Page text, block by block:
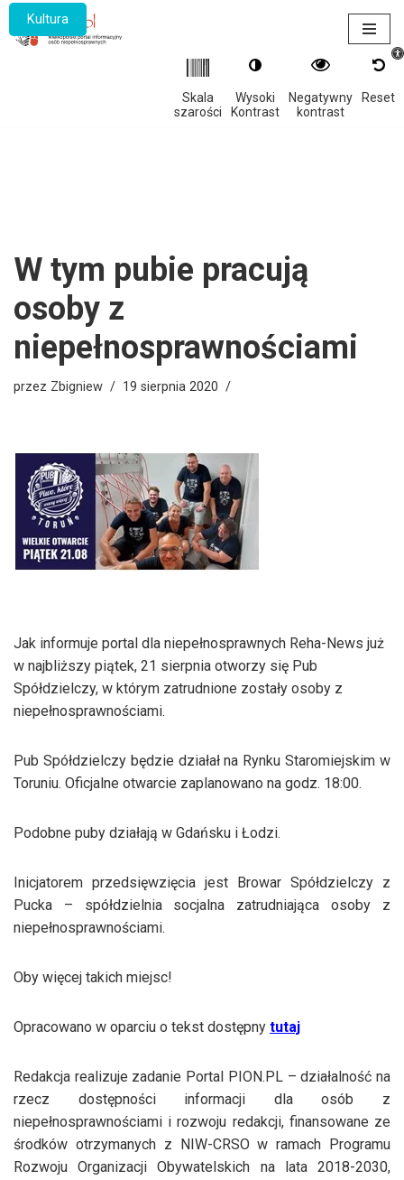
Skala
szarości
Wysoki
Kontrast
Negatywny
kontrast
Reset
Przejdź
W tym pubie pracują
osoby z
niepełnosprawnościami
przez Zbigniew 19 sierpnia 2020
Kultura
Jak informuje portal dla niepełnosprawnych Reha-News już
w najbliższy piątek, 21 sierpnia otworzy się Pub
Spółdzielczy, w którym zatrudnione zostały osoby z
niepełnosprawnościami.
Pub Spółdzielczy będzie działał na Rynku Staromiejskim w
Toruniu. Oficjalne otwarcie zaplanowano na godz. 18:00.
Podobne puby działają w Gdańsku i Łodzi.
Inicjatorem przedsięwzięcia jest Browar Spółdzielczy z
Pucka – spółdzielnia socjalna zatrudniająca osoby z
niepełnosprawnościami.
Oby więcej takich miejsc!
Opracowano w oparciu o tekst dostępny tutaj
Redakcja realizuje zadanie Portal PION.PL – działalność na
rzecz dostępności informacji dla osób z
niepełnosprawnościami i rozwoju redakcji, finansowane ze
środków otrzymanych z NIW-CRSO w ramach Programu
Rozwoju Organizacji Obywatelskich na lata 2018-2030,